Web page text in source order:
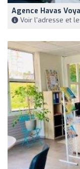
Agence Havas
Voir l'adresse et